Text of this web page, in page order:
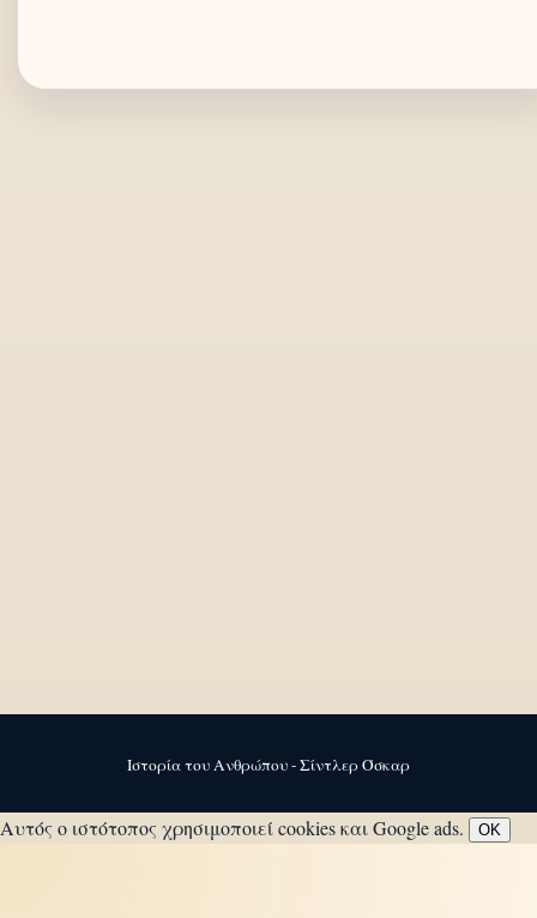
Ιστορία του Ανθρώπου - Σίντλερ Όσκαρ
Αυτός ο ιστότοπος χρησιμοποιεί cookies και Google ads. OK